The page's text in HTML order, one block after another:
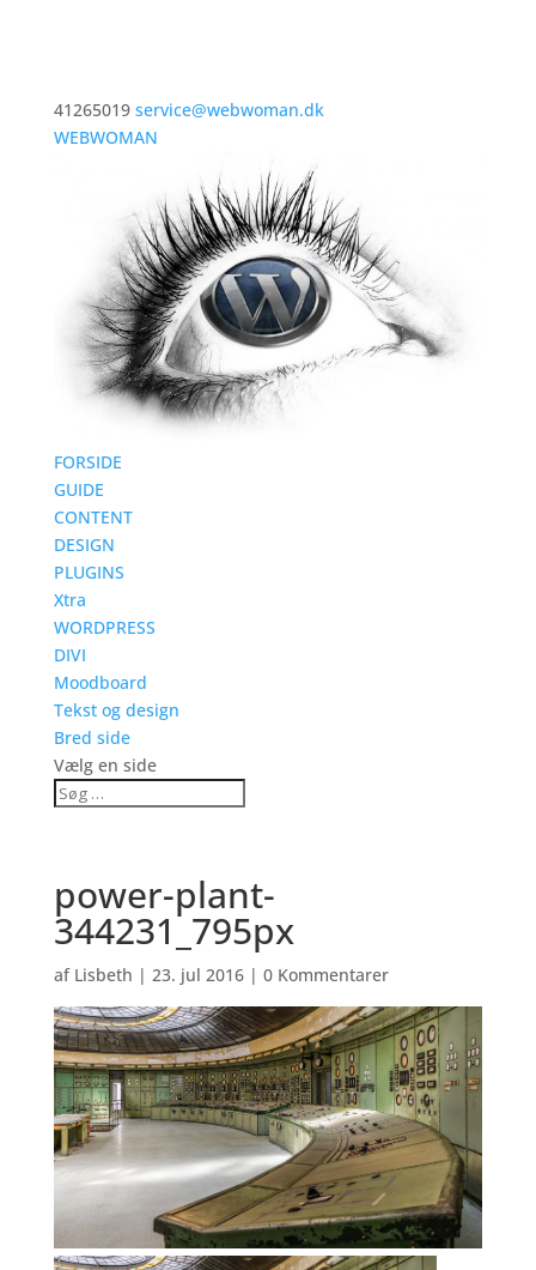
41265019 service@webwoman.dk
WEBWOMAN
FORSIDE
GUIDE
CONTENT
DESIGN
PLUGINS
Xtra
WORDPRESS
DIVI
Moodboard
Tekst og design
Bred side
Vælg en side
power-plant-
344231_795px
af Lisbeth | 23. jul 2016| 0 Kommentarer